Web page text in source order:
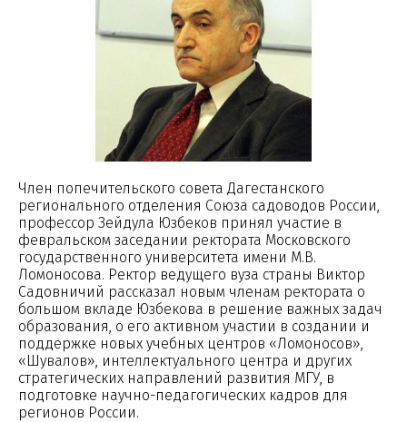
Член попечительского совета Дагестанского
регионального отделения Союза садоводов России,
профессор Зейдула Юзбеков принял участие в
февральском заседании ректората Московского
государственного университета имени М.В.
Ломоносова. Ректор ведущего вуза страны Виктор
Садовничий рассказал новым членам ректората о
большом вкладе Юзбекова в решение важных задач
образования, о его активном участии в создании и
поддержке новых учебных центров «Ломоносов»,
«Шувалов», интеллектуального центра и других
стратегических направлений развития МГУ, в
подготовке научно-педагогических кадров для
регионов России.